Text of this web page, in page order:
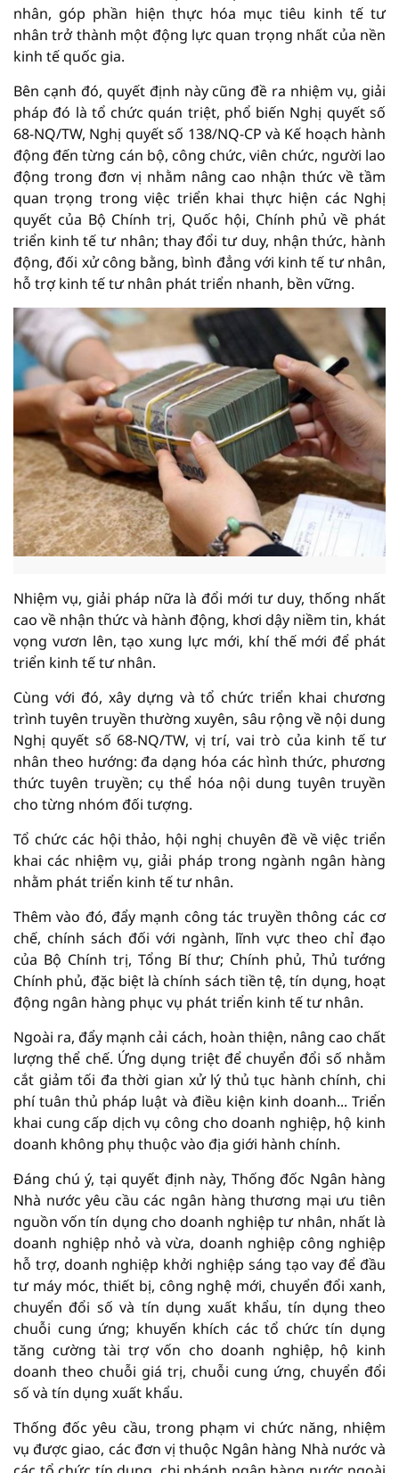
nhân, góp phần hiện thực hóa mục tiêu kinh tế tư
nhân trở thành một động lực quan trọng nhất của nền
kinh tế quốc gia.
Bên cạnh đó, quyết định này cũng đề ra nhiệm vụ, giải
pháp đó là tổ chức quán triệt, phổ biến Nghị quyết số
68-NQ/TW, Nghị quyết số 138/NQ-CP và Kế hoạch hành
động đến từng cán bộ, công chức, viên chức, người lao
động trong đơn vị nhằm nâng cao nhận thức về tầm
quan trọng trong việc triển khai thực hiện các Nghị
quyết của Bộ Chính trị, Quốc hội, Chính phủ về phát
triển kinh tế tư nhân; thay đổi tư duy, nhận thức, hành
động, đối xử công bằng, bình đẳng với kinh tế tư nhân,
hỗ trợ kinh tế tư nhân phát triển nhanh, bền vững.
Nhiệm vụ, giải pháp nữa là đổi mới tư duy, thống nhất
cao về nhận thức và hành động, khơi dậy niềm tin, khát
vọng vươn lên, tạo xung lực mới, khí thế mới để phát
triển kinh tế tư nhân.
Cùng với đó, xây dựng và tổ chức triển khai chương
trình tuyên truyền thường xuyên, sâu rộng về nội dung
Nghị quyết số 68-NQ/TW, vị trí, vai trò của kinh tế tư
nhân theo hướng: đa dạng hóa các hình thức, phương
thức tuyên truyền; cụ thể hóa nội dung tuyên truyền
cho từng nhóm đối tượng.
Tổ chức các hội thảo, hội nghị chuyên đề về việc triển
khai các nhiệm vụ, giải pháp trong ngành ngân hàng
nhằm phát triển kinh tế tư nhân.
Thêm vào đó, đẩy mạnh công tác truyền thông các cơ
chế, chính sách đối với ngành, lĩnh vực theo chỉ đạo
của Bộ Chính trị, Tổng Bí thư; Chính phủ, Thủ tướng
Chính phủ, đặc biệt là chính sách tiền tệ, tín dụng, hoạt
động ngân hàng phục vụ phát triển kinh tế tư nhân.
Ngoài ra, đẩy mạnh cải cách, hoàn thiện, nâng cao chất
lượng thể chế. Ứng dụng triệt để chuyển đổi số nhằm
cắt giảm tối đa thời gian xử lý thủ tục hành chính, chi
phí tuân thủ pháp luật và điều kiện kinh doanh... Triển
khai cung cấp dịch vụ công cho doanh nghiệp, hộ kinh
doanh không phụ thuộc vào địa giới hành chính.
Đáng chú ý, tại quyết định này, Thống đốc Ngân hàng
Nhà nước yêu cầu các ngân hàng thương mại ưu tiên
nguồn vốn tín dụng cho doanh nghiệp tư nhân, nhất là
doanh nghiệp nhỏ và vừa, doanh nghiệp công nghiệp
hỗ trợ, doanh nghiệp khởi nghiệp sáng tạo vay để đầu
tư máy móc, thiết bị, công nghệ mới, chuyển đổi xanh,
chuyển đổi số và tín dụng xuất khẩu, tín dụng theo
chuỗi cung ứng; khuyến khích các tổ chức tín dụng
tăng cường tài trợ vốn cho doanh nghiệp, hộ kinh
doanh theo chuỗi giá trị, chuỗi cung ứng, chuyển đổi
số và tín dụng xuất khẩu.
Thống đốc yêu cầu, trong phạm vi chức năng, nhiệm
vụ được giao, các đơn vị thuộc Ngân hàng Nhà nước và